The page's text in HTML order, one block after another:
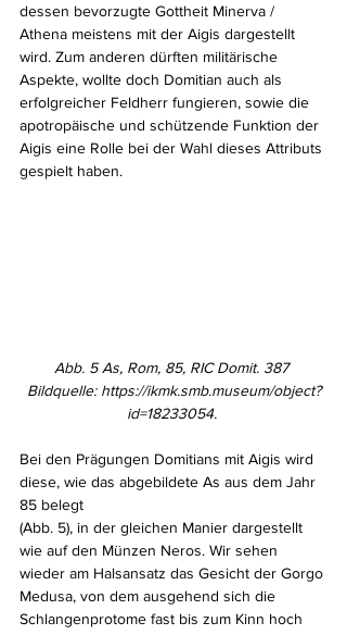
dessen bevorzugte Gottheit Minerva /
Athena meistens mit der Aigis dargestellt
wird. Zum anderen dürften militärische
Aspekte, wollte doch Domitian auch als
erfolgreicher Feldherr fungieren, sowie die
apotropäische und schützende Funktion der
Aigis eine Rolle bei der Wahl dieses Attributs
gespielt haben.
Abb. 5 As, Rom, 85, RIC Domit. 387
Bildquelle: https://ikmk.smb.museum/object?
id=18233054.
Bei den Prägungen Domitians mit Aigis wird
diese, wie das abgebildete As aus dem Jahr
85 belegt
(Abb. 5), in der gleichen Manier dargestellt
wie auf den Münzen Neros. Wir sehen
wieder am Halsansatz das Gesicht der Gorgo
Medusa, von dem ausgehend sich die
Schlangenprotome fast bis zum Kinn hoch